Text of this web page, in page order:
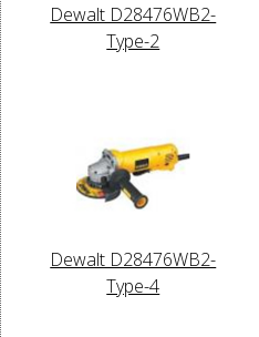
Dewalt D28476WB2-
Type-2
Dewalt D28476WB2-
Type-4